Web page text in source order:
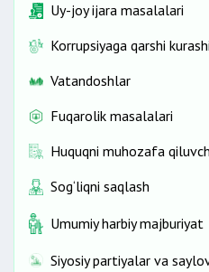
Uy-joy ijara masalalari
Korrupsiyaga qarshi
Vatandoshlar
Fuqarolik masalalari
Huquqni muhozafa
Sog‘liqni saqlash
Umumiy harbiy majburiyat
Siyosiy partiyalar va